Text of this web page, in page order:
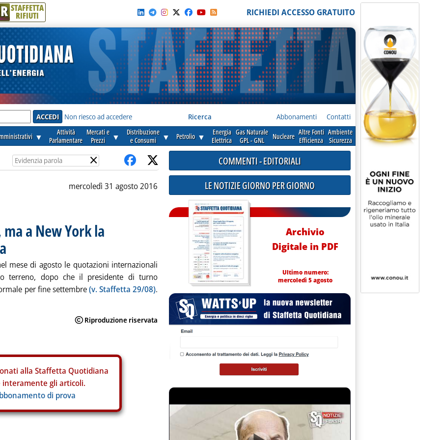
R STAFFETTA
RIFIUTI RICHIEDI ACCESSO GRATUITO
Non riesco ad accedere Ricerca Abbonamenti Contatti
▼
Attività
Parlamentare
Mercati e
Prezzi
▼
Distribuzione
e Consumi
▼ Petrolio ▼
Energia
Elettrica
Gas Naturale
GPL - GNL
Nucleare Altre Fonti
Efficienza
Ambiente
Sicurezza
×
mercoledì 31 agosto 2016
a New York la
mese di agosto le quotazioni internazionali
terreno, dopo che il presidente di turno
per fine settembre(v. Staffetta 29/08).
alla Staffetta Quotidiana
interamente gli articoli.
di prova
COMMENTI - EDITORIALI
LE NOTIZIE GIORNO PER GIORNO
Archivio
Digitale in PDF
Ultimo numero:
mercoledì 5 agosto